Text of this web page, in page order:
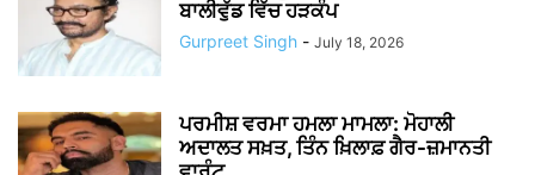
ਬਾਲੀਵੁੱਡ ਵਿੱਚ ਹੜਕੰਪ
Gurpreet Singh - July 18, 2026
ਪਰਮੀਸ਼ ਵਰਮਾ ਹਮਲਾ ਮਾਮਲਾ: ਮੋਹਾਲੀ
ਅਦਾਲਤ ਸਖ਼ਤ, ਤਿੰਨ ਖ਼ਿਲਾਫ਼ ਗੈਰ-ਜ਼ਮਾਨਤੀ